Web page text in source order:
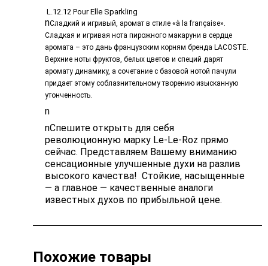
L.12.12 Pour Elle Sparkling
nСладкий и игривый, аромат в стиле «à la française».
Сладкая и игривая нота пирожного макаруни в сердце
аромата – это дань французским корням бренда LACOSTE.
Верхние ноты фруктов, белых цветов и специй дарят
аромату динамику, а сочетание с базовой нотой пачули
придает этому соблазнительному творению изысканную
утонченность.
n
nСпешите открыть для себя
революционную марку Le-Le-Roz прямо
сейчас. Представляем Вашему вниманию
сенсационные улучшенные духи на разлив
высокого качества! Стойкие, насыщенные
— а главное — качественные аналоги
известных духов по прибыльной цене.
Похожие товары